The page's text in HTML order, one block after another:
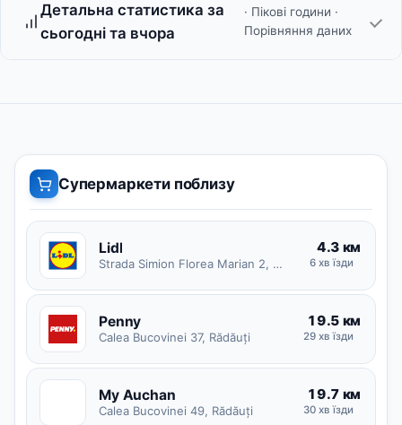
Детальна статистика за
сьогодні та вчора
· Пікові години ·
Порівняння даних
Супермаркети поблизу
Lidl
Strada Simion Florea Marian 2, Siret
4.3 км
6 хв їзди
Penny
Calea Bucovinei 37, Rădăuți
19.5 км
29 хв їзди
My Auchan
Calea Bucovinei 49, Rădăuți
19.7 км
30 хв їзди